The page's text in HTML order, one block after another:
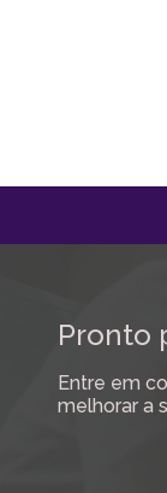
Pronto
Entre em
melhorar a